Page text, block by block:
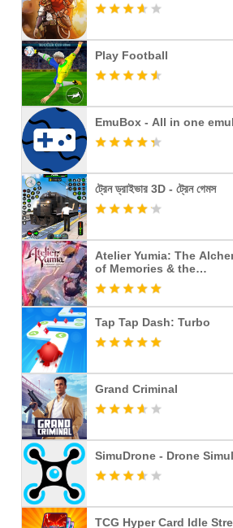
Play Football
EmuBox - All in one
ট্রেন ড্রাইভার 3D - ট্রেন গেমস
Atelier Yumia: The
of Memories & the
Envisioned Land
Tap Tap Dash: Turbo
Grand Criminal
SimuDrone - Drone
TCG Hyper Card Idle